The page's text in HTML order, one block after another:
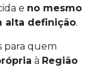
e no mesmo
alta definição.
para quem
à Região